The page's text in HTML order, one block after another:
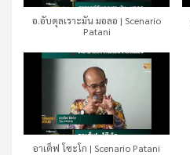
อ.อับดุลเราะมัน มอลอ | Scenario
Patani
อาเต็ฟ โซะโก | Scenario Patani